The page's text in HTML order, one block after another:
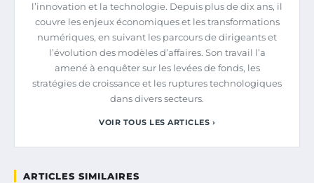
l’innovation et la technologie. Depuis plus de dix ans, il
couvre les enjeux économiques et les transformations
numériques, en suivant les parcours de dirigeants et
l’évolution des modèles d’affaires. Son travail l’a
amené à enquêter sur les levées de fonds, les
stratégies de croissance et les ruptures technologiques
dans divers secteurs.
VOIR TOUS LES ARTICLES ›
ARTICLES SIMILAIRES